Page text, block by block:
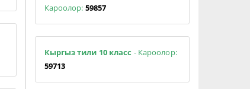
Кароолор: 59857
Кыргыз тили 10 класс - Кароолор:
59713